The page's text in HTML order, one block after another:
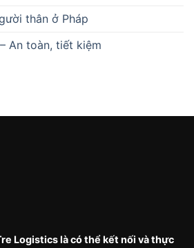
thân ở Pháp
An toàn, tiết kiệm
Logistics là có thể kết nối và thực